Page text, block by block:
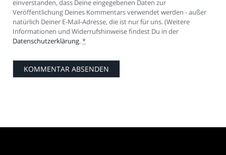
einverstanden, dass Deine eingegebenen Daten zur
Veröffentlichung Deines Kommentars verwendet werden - außer
natürlich Deiner E-Mail-Adresse, die ist nur für uns. (Weitere
Informationen und Widerrufshinweise findest Du in der
Datenschutzerklärung. *